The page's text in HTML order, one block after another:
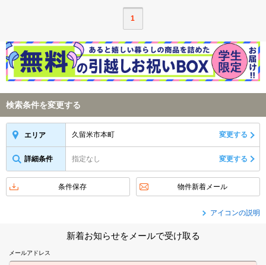
1
検索条件を変更する
エリア 久留米市本町 変更する
詳細条件 指定なし 変更する
条件保存 物件新着メール
アイコンの説明
新着お知らせをメールで受け取る
メールアドレス